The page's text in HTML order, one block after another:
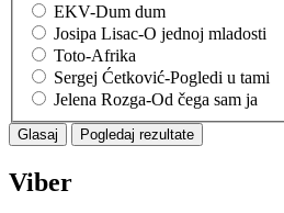
EKV-Dum dum
Josipa Lisac-O jednoj mladosti
Toto-Afrika
Sergej Ćetković-Pogledi u tami
Jelena Rozga-Od čega sam ja
Viber